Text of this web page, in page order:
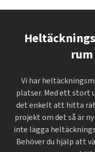
Vi har
platser. Med ett stort
det enkelt att hitta
projekt om det så är
inte lägga
Behöver du hjälp att